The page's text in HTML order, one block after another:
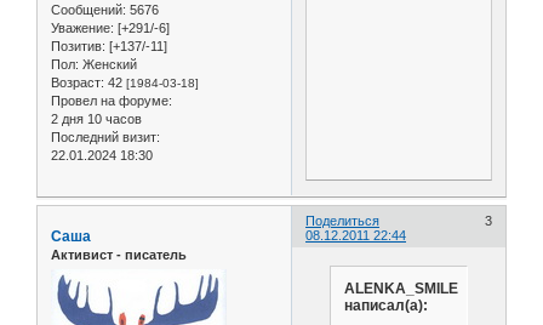
Сообщений: 5676
Уважение: [+291/-6]
Позитив: [+137/-11]
Пол: Женский
Возраст: 42 [1984-03-18]
Провел на форуме:
2 дня 10 часов
Последний визит:
22.01.2024 18:30
Поделиться
3
08.12.2011 22:44
Саша
Активист - писатель
ALENKA_SMILE
написал(а):